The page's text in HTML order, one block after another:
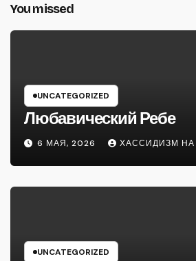
You missed
UNCATEGORIZED
Любавический Ребе
6 МАЯ, 2026 ХАССИДИЗМ
UNCATEGORIZED